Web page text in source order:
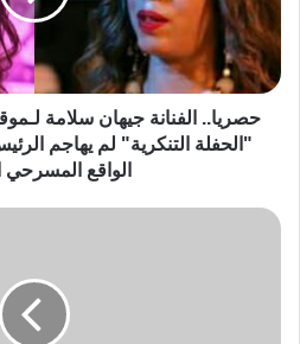
حصريا.. الفنانة جيهان سلامة
"الحفلة التنكرية" لم يهاجم
الواقع